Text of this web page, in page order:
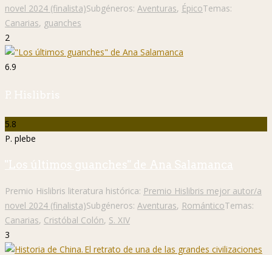
novel 2024 (finalista)Subgéneros: Aventuras, ÉpicoTemas:
Canarias, guanches
2
6.9
P. Hislibris
5.8
P. plebe
"Los últimos guanches" de Ana Salamanca
Premio Hislibris literatura histórica: Premio Hislibris mejor autor/a
novel 2024 (finalista)Subgéneros: Aventuras, RománticoTemas:
Canarias, Cristóbal Colón, S. XIV
3